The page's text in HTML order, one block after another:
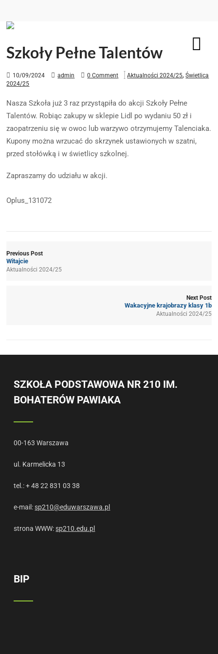
Szkoły Pełne Talentów
10/09/2024 admin 0 Comment Aktualności 2024/25,Świetlica
2024/25
Nasza Szkoła już 3 raz przystąpiła do akcji Szkoły Pełne
Talentów. Robiąc zakupy w sklepie Lidl po wydaniu 50 zł i
zaopatrzeniu się w owoc lub warzywo otrzymujemy Talenciaka.
Kupony można wrzucać do skrzynek ustawionych w szatni,
przed stołówką i w świetlicy szkolnej.
Zapraszamy do udziału w akcji.
Oplus_131072
Previous Post
Witajcie
Aktualności 2024/25
Next Post
Wakacyjne krajobrazy klasy 1b
Aktualności 2024/25
SZKOŁA PODSTAWOWA NR 210 IM.
BOHATERÓW PAWIAKA
00-163 Warszawa
ul. Karmelicka 13
tel.: + 48 22 831 03 38
e-mail:sp210@eduwarszawa.pl
strona WWW:sp210.edu.pl
BIP